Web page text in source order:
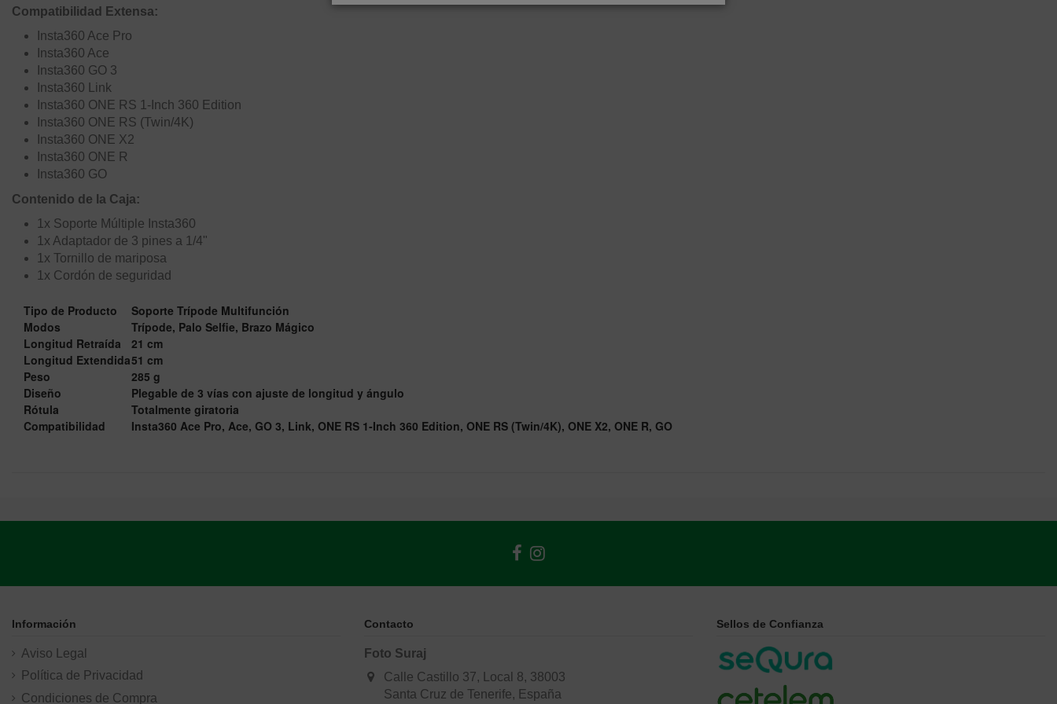
Compatibilidad Extensa:
Insta360 Ace Pro
Insta360 Ace
Insta360 GO 3
Insta360 Link
Insta360 ONE RS 1-Inch 360 Edition
Insta360 ONE RS (Twin/4K)
Insta360 ONE X2
Insta360 ONE R
Insta360 GO
Contenido de la Caja:
1x Soporte Múltiple Insta360
1x Adaptador de 3 pines a 1/4"
1x Tornillo de mariposa
1x Cordón de seguridad
Tipo de Producto
Soporte Trípode Multifunción
Modos
Trípode, Palo Selfie, Brazo Mágico
Longitud Retraída
21 cm
Longitud Extendida51 cm
Peso
285 g
Diseño
Plegable de 3 vías con ajuste de longitud y ángulo
Rótula
Totalmente giratoria
Compatibilidad
Insta360 Ace Pro, Ace, GO 3, Link, ONE RS 1-Inch 360 Edition, ONE RS (Twin/4K), ONE X2, ONE R, GO
Información
Aviso Legal
Política de Privacidad
Condiciones de Compra
Contacto
Foto Suraj
Calle Castillo 37, Local 8, 38003
Santa Cruz de Tenerife, España
Sellos de Confianza